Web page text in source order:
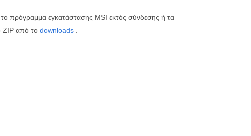
πρόγραμμα εγκατάστασης MSI εκτός σύνδεσης ή τα
ZIP από το downloads